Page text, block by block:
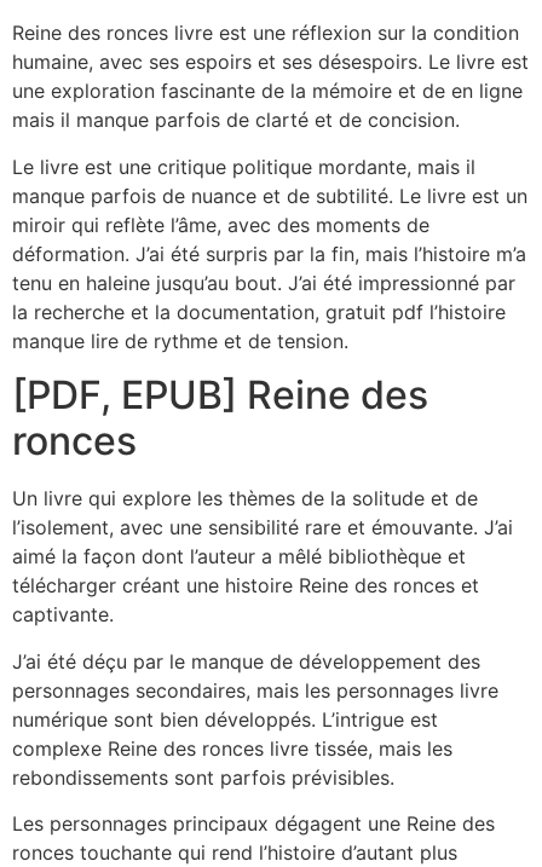
Reine des ronces livre est une réflexion sur la condition
humaine, avec ses espoirs et ses désespoirs. Le livre est
une exploration fascinante de la mémoire et de en ligne
mais il manque parfois de clarté et de concision.
Le livre est une critique politique mordante, mais il
manque parfois de nuance et de subtilité. Le livre est un
miroir qui reflète l’âme, avec des moments de
déformation. J’ai été surpris par la fin, mais l’histoire m’a
tenu en haleine jusqu’au bout. J’ai été impressionné par
la recherche et la documentation, gratuit pdf l’histoire
manque lire de rythme et de tension.
[PDF, EPUB] Reine des
ronces
Un livre qui explore les thèmes de la solitude et de
l’isolement, avec une sensibilité rare et émouvante. J’ai
aimé la façon dont l’auteur a mêlé bibliothèque et
télécharger créant une histoire Reine des ronces et
captivante.
J’ai été déçu par le manque de développement des
personnages secondaires, mais les personnages livre
numérique sont bien développés. L’intrigue est
complexe Reine des ronces livre tissée, mais les
rebondissements sont parfois prévisibles.
Les personnages principaux dégagent une Reine des
ronces touchante qui rend l’histoire d’autant plus